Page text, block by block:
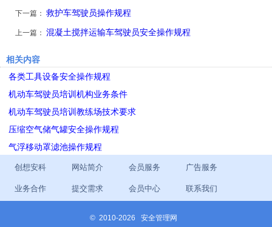
下一篇： 救护车驾驶员操作规程
上一篇： 混凝土搅拌运输车驾驶员安全操作规程
相关内容
各类工具设备安全操作规程
机动车驾驶员培训机构业务条件
机动车驾驶员培训教练场技术要求
压缩空气储气罐安全操作规程
气浮移动罩滤池操作规程
创想安科 网站简介 会员服务 广告服务
业务合作 提交需求 会员中心 联系我们
© 2010-2026 安全管理网